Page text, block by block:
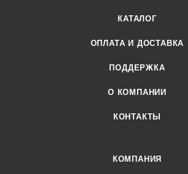
КАТАЛОГ
ОПЛАТА И ДОСТАВКА
ПОДДЕРЖКА
О КОМПАНИИ
КОНТАКТЫ
КОМПАНИЯ